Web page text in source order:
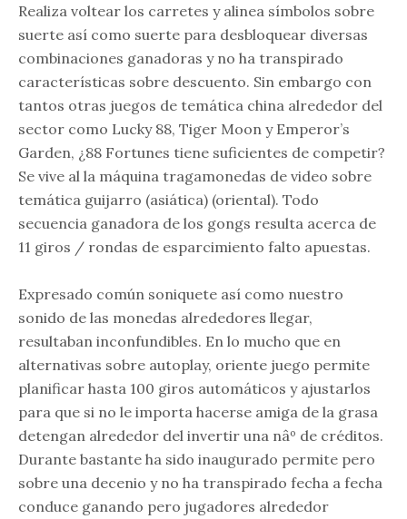
Realiza voltear los carretes y alinea símbolos sobre
suerte así­ como suerte para desbloquear diversas
combinaciones ganadoras y no ha transpirado
características sobre descuento. Sin embargo con
tantos otras juegos de temática china alrededor del
sector como Lucky 88, Tiger Moon y Emperor’s
Garden, ¿88 Fortunes tiene suficientes de competir?
Se vive al la máquina tragamonedas de video sobre
temática guijarro (asiática) (oriental). Todo
secuencia ganadora de los gongs resulta acerca de
11 giros / rondas de esparcimiento falto apuestas.
Expresado común soniquete así­ como nuestro
sonido de las monedas alrededores llegar,
resultaban inconfundibles. En lo mucho que en
alternativas sobre autoplay, oriente juego permite
planificar hasta 100 giros automáticos y ajustarlos
para que si no le importa hacerse amiga de la grasa
detengan alrededor del invertir una nâº de créditos.
Durante bastante ha sido inaugurado permite pero
sobre una decenio y no ha transpirado fecha a fecha
conduce ganando pero jugadores alrededor